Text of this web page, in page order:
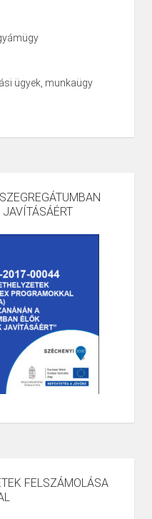
ügyek, munkaügy
JAVÍTÁSÁÉRT
FELSZÁMOLÁSA